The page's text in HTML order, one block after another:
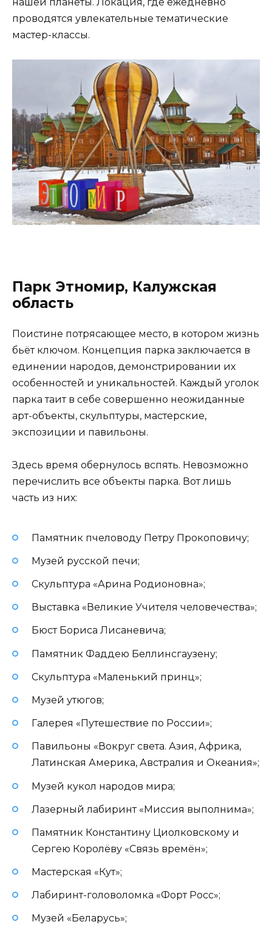
проводятся увлекательные тематические
мастер-классы.
Парк Этномир, Калужская
область
Поистине потрясающее место, в котором жизнь
бьёт ключом. Концепция парка заключается в
единении народов, демонстрировании их
особенностей и уникальностей. Каждый уголок
парка таит в себе совершенно неожиданные
арт-объекты, скульптуры, мастерские,
экспозиции и павильоны.
Здесь время обернулось вспять. Невозможно
перечислить все объекты парка. Вот лишь
часть из них:
Памятник пчеловоду Петру Прокоповичу;
Музей русской печи;
Скульптура «Арина Родионовна»;
Выставка «Великие Учителя человечества»;
Бюст Бориса Лисаневича;
Памятник Фаддею Беллинсгаузену;
Скульптура «Маленький принц»;
Музей утюгов;
Галерея «Путешествие по России»;
Павильоны «Вокруг света. Азия, Африка,
Латинская Америка, Австралия и Океания»;
Музей кукол народов мира;
Лазерный лабиринт «Миссия выполнима»;
Памятник Константину Циолковскому и
Сергею Королёву «Связь времён»;
Мастерская «Кут»;
Лабиринт-головоломка «Форт Росс»;
Музей «Беларусь»;